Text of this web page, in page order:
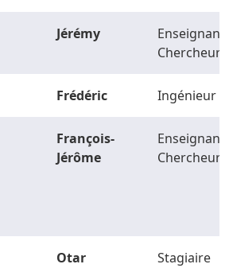
Jérémy
Enseignant-
Chercheur
Frédéric Ingénieur
François-
Jérôme
Enseignant-
Chercheur
Otar Stagiaire